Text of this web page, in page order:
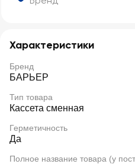
Характеристики
Бренд
БАРЬЕР
Тип товара
Кассета сменная
Герметичность
Да
Полное название товара (у